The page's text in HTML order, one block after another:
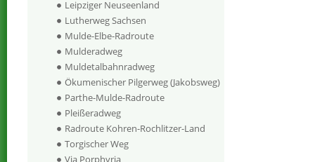
Leipziger Neuseenland
Lutherweg Sachsen
Mulde-Elbe-Radroute
Mulderadweg
Muldetalbahnradweg
Ökumenischer Pilgerweg (Jakobsweg)
Parthe-Mulde-Radroute
Pleißeradweg
Radroute Kohren-Rochlitzer-Land
Torgischer Weg
Via Porphyria